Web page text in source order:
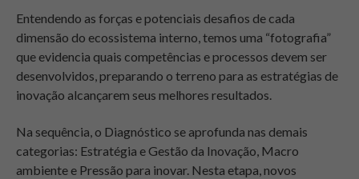
Entendendo as forças e potenciais desafios de cada
dimensão do ecossistema interno, temos uma “fotografia”
que evidencia quais competências e processos devem ser
desenvolvidos, preparando o terreno para as estratégias de
inovação alcançarem seus melhores resultados.
Na sequência, o Diagnóstico se aprofunda nas demais
categorias: Estratégia e Gestão da Inovação, Macro
ambiente e Pressão para inovar. Nesta etapa, novos